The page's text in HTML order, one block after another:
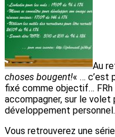
Au
choses bougent!« … c’est
fixé comme objectif… FRh
accompagner, sur le
développement personnel.
Vous retrouverez une